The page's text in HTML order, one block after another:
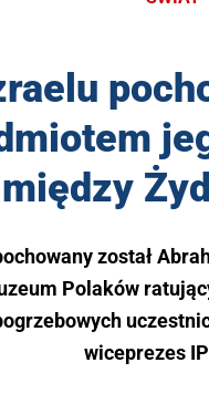
między
został
Polaków
wiceprezes